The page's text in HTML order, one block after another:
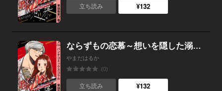
立ち読み ¥132
ならずもの恋慕～想いを隠した溺愛ヤクザ～ 単話版第16巻
やまだはるか
(0)
立ち読み ¥132